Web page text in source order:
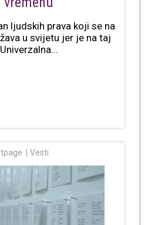
ljudskih prava koji se na
u svijetu jer je na taj
Vesti